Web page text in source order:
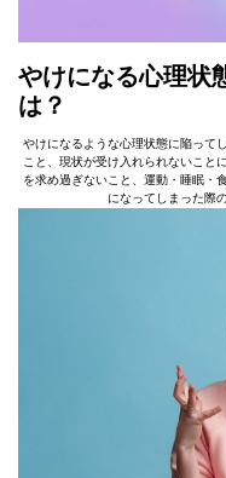
やけになる心理状
は？
やけになるような心理状態に陥って
こと、現状が受け入れられないこと
を求め過ぎないこと、運動・睡眠・
になってしまった際